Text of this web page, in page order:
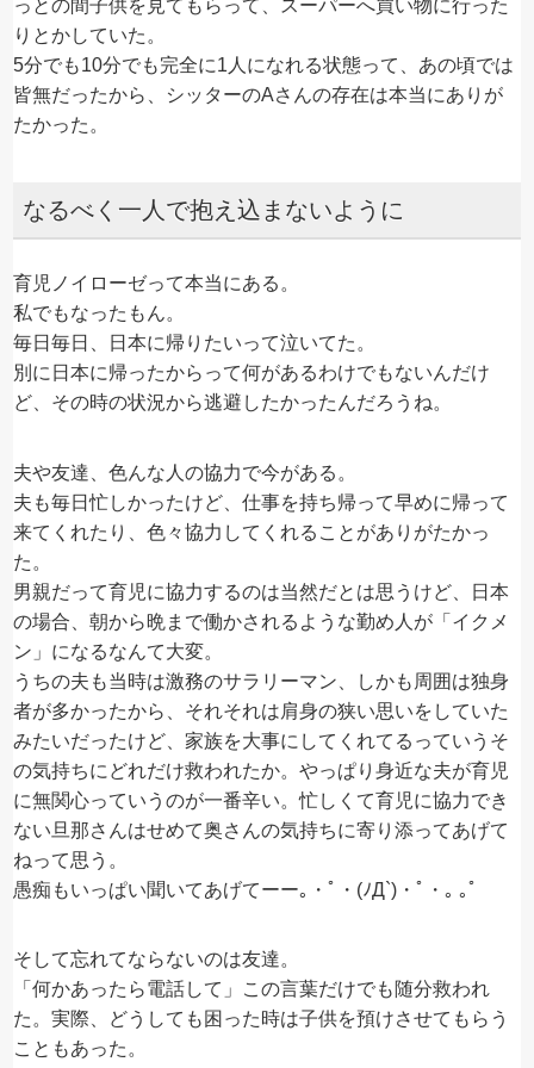
っとの間子供を見てもらって、スーパーへ買い物に行った
りとかしていた。
5分でも10分でも完全に1人になれる状態って、あの頃では
皆無だったから、シッターのAさんの存在は本当にありが
たかった。
なるべく一人で抱え込まないように
育児ノイローゼって本当にある。
私でもなったもん。
毎日毎日、日本に帰りたいって泣いてた。
別に日本に帰ったからって何があるわけでもないんだけ
ど、その時の状況から逃避したかったんだろうね。
夫や友達、色んな人の協力で今がある。
夫も毎日忙しかったけど、仕事を持ち帰って早めに帰って
来てくれたり、色々協力してくれることがありがたかっ
た。
男親だって育児に協力するのは当然だとは思うけど、日本
の場合、朝から晩まで働かされるような勤め人が「イクメ
ン」になるなんて大変。
うちの夫も当時は激務のサラリーマン、しかも周囲は独身
者が多かったから、それそれは肩身の狭い思いをしていた
みたいだったけど、家族を大事にしてくれてるっていうそ
の気持ちにどれだけ救われたか。やっぱり身近な夫が育児
に無関心っていうのが一番辛い。忙しくて育児に協力でき
ない旦那さんはせめて奥さんの気持ちに寄り添ってあげて
ねって思う。
愚痴もいっぱい聞いてあげてーー｡・ﾟ・(ﾉД`)・ﾟ・｡ ｡ﾟ
そして忘れてならないのは友達。
「何かあったら電話して」この言葉だけでも随分救われ
た。実際、どうしても困った時は子供を預けさせてもらう
こともあった。